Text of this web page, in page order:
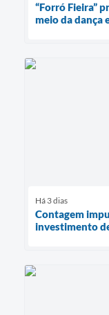
“Forró Fieira”
meio da dança
Há 3 dias
Contagem
investimento